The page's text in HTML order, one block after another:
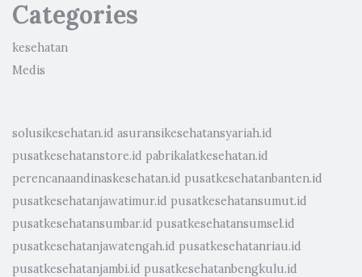
Categories
kesehatan
Medis
solusikesehatan.id asuransikesehatansyariah.id
pusatkesehatanstore.id pabrikalatkesehatan.id
perencanaandinaskesehatan.id pusatkesehatanbanten.id
pusatkesehatanjawatimur.id pusatkesehatansumut.id
pusatkesehatansumbar.id pusatkesehatansumsel.id
pusatkesehatanjawatengah.id pusatkesehatanriau.id
pusatkesehatanjambi.id pusatkesehatanbengkulu.id